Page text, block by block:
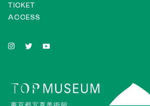
TICKET
ACCESS